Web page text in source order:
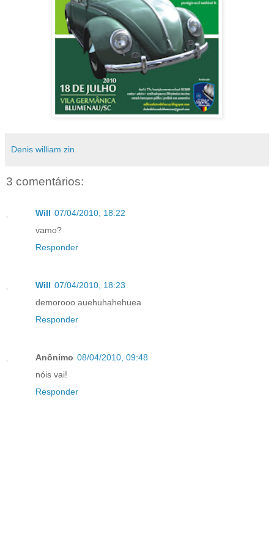
Denis william zin
3 comentários:
Will 07/04/2010, 18:22
vamo?
Responder
Will 07/04/2010, 18:23
demorooo auehuhahehuea
Responder
Anônimo 08/04/2010, 09:48
nóis vai!
Responder